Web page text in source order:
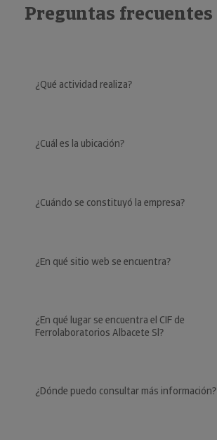
Preguntas frecuentes
¿Qué actividad realiza?
¿Cuál es la ubicación?
¿Cuándo se constituyó la empresa?
¿En qué sitio web se encuentra?
¿En qué lugar se encuentra el CIF de
Ferrolaboratorios Albacete Sl?
¿Dónde puedo consultar más información?